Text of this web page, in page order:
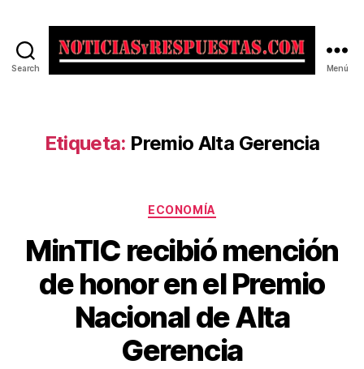
Search Menú
Etiqueta: Premio Alta Gerencia
Categorías
ECONOMÍA
MinTIC recibió mención
de honor en el Premio
Nacional de Alta
Gerencia